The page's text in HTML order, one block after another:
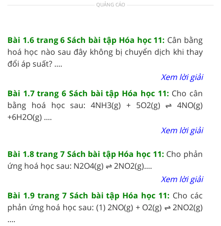
QUẢNG CÁO
Bài 1.6 trang 6 Sách bài tập Hóa học 11: Cân bằng
hoá học nào sau đây không bị chuyển dịch khi thay
đổi áp suất? ....
Xem lời giải
Bài 1.7 trang 6 Sách bài tập Hóa học 11: Cho cân
bằng hoá học sau: 4NH3(g) + 5O2(g) ⇌ 4NO(g)
+6H2O(g) ....
Xem lời giải
Bài 1.8 trang 7 Sách bài tập Hóa học 11: Cho phản
ứng hoá học sau: N2O4(g) ⇌ 2NO2(g)....
Xem lời giải
Bài 1.9 trang 7 Sách bài tập Hóa học 11: Cho các
phản ứng hoá học sau: (1) 2NO(g) + O2(g) ⇌ 2NO2(g)
....